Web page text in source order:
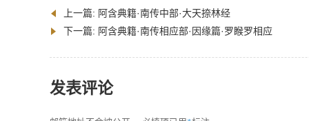
上一篇: 阿含典籍·南传中部·大天捺林经
下一篇: 阿含典籍·南传相应部·因缘篇·罗睺罗相应
发表评论